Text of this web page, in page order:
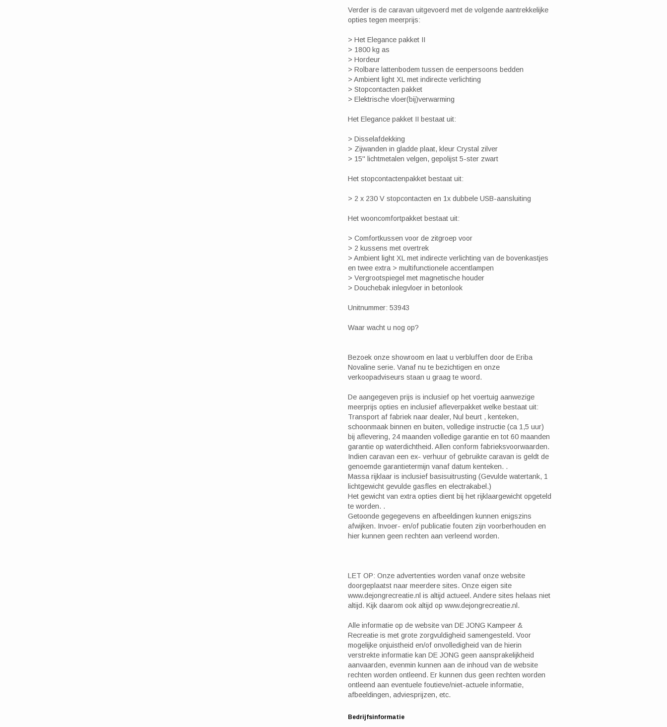
Verder is de caravan uitgevoerd met de volgende aantrekkelijke
opties tegen meerprijs:
> Het Elegance pakket II
> 1800 kg as
> Hordeur
> Rolbare lattenbodem tussen de eenpersoons bedden
> Ambient light XL met indirecte verlichting
> Stopcontacten pakket
> Elektrische vloer(bij)verwarming
Het Elegance pakket II bestaat uit:
> Disselafdekking
> Zijwanden in gladde plaat, kleur Crystal zilver
> 15" lichtmetalen velgen, gepolijst 5-ster zwart
Het stopcontactenpakket bestaat uit:
> 2 x 230 V stopcontacten en 1x dubbele USB-aansluiting
Het wooncomfortpakket bestaat uit:
> Comfortkussen voor de zitgroep voor
> 2 kussens met overtrek
> Ambient light XL met indirecte verlichting van de bovenkastjes
en twee extra > multifunctionele accentlampen
> Vergrootspiegel met magnetische houder
> Douchebak inlegvloer in betonlook
Unitnummer: 53943
Waar wacht u nog op?
Bezoek onze showroom en laat u verbluffen door de Eriba
Novaline serie. Vanaf nu te bezichtigen en onze
verkoopadviseurs staan u graag te woord.
De aangegeven prijs is inclusief op het voertuig aanwezige
meerprijs opties en inclusief afleverpakket welke bestaat uit:
Transport af fabriek naar dealer, Nul beurt , kenteken,
schoonmaak binnen en buiten, volledige instructie (ca 1,5 uur)
bij aflevering, 24 maanden volledige garantie en tot 60 maanden
garantie op waterdichtheid. Allen conform fabrieksvoorwaarden.
Indien caravan een ex- verhuur of gebruikte caravan is geldt de
genoemde garantietermijn vanaf datum kenteken. .
Massa rijklaar is inclusief basisuitrusting (Gevulde watertank, 1
lichtgewicht gevulde gasfles en electrakabel.)
Het gewicht van extra opties dient bij het rijklaargewicht opgeteld
te worden. .
Getoonde gegegevens en afbeeldingen kunnen enigszins
afwijken. Invoer- en/of publicatie fouten zijn voorberhouden en
hier kunnen geen rechten aan verleend worden.
LET OP: Onze advertenties worden vanaf onze website
doorgeplaatst naar meerdere sites. Onze eigen site
www.dejongrecreatie.nl is altijd actueel. Andere sites helaas niet
altijd. Kijk daarom ook altijd op www.dejongrecreatie.nl.
Alle informatie op de website van DE JONG Kampeer &
Recreatie is met grote zorgvuldigheid samengesteld. Voor
mogelijke onjuistheid en/of onvolledigheid van de hierin
verstrekte informatie kan DE JONG geen aansprakelijkheid
aanvaarden, evenmin kunnen aan de inhoud van de website
rechten worden ontleend. Er kunnen dus geen rechten worden
ontleend aan eventuele foutieve/niet-actuele informatie,
afbeeldingen, adviesprijzen, etc.
Bedrijfsinformatie